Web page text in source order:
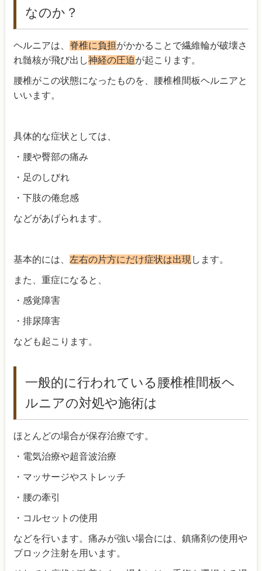
なのか？
ヘルニアは、 脊椎に負担がかかることで繊維輪が破壊さ
れ髄核が飛び出し神経の圧迫が起こります。
腰椎がこの状態になったものを、腰椎椎間板ヘルニアと
いいます。
具体的な症状としては、
・腰や臀部の痛み
・足のしびれ
・下肢の倦怠感
などがあげられます。
基本的には、 左右の片方にだけ症状は出現 します。
また、重症になると、
・感覚障害
・排尿障害
なども起こります。
一般的に行われている腰椎椎間板ヘ
ルニアの対処や施術は
ほとんどの場合が保存治療です。
・電気治療や超音波治療
・マッサージやストレッチ
・腰の牽引
・コルセットの使用
などを行います。痛みが強い場合には、鎮痛剤の使用や
ブロック注射を用います。